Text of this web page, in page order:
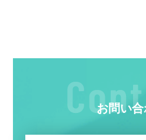
お問い